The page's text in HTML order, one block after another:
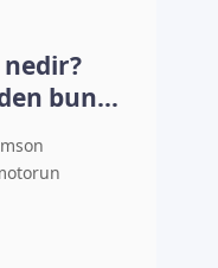
nedir?
bunu